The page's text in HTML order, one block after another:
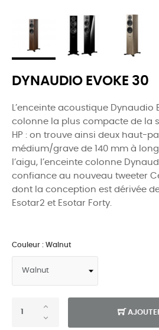
DYNAUDIO EVOKE 30
L’enceinte acoustique Dynaudio
colonne la plus compacte de la
HP : on trouve ainsi deux haut-
médium/grave de 140 mm à
l’aigu, l’enceinte colonne
confiance au nouveau tweeter
dont la conception est dérivée
Esotar2 et Esotar Forty.
Couleur : Walnut